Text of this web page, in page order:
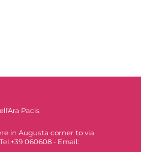
Pacis
in Augusta corner to via
060608 - Email: